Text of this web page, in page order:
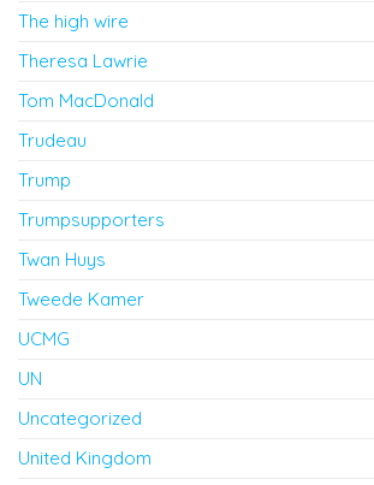
The high wire
Theresa Lawrie
Tom MacDonald
Trudeau
Trump
Trumpsupporters
Twan Huys
Tweede Kamer
UCMG
UN
Uncategorized
United Kingdom